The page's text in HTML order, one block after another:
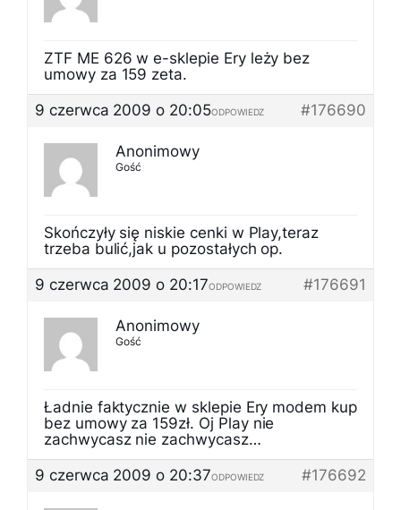
ZTF ME 626 w e-sklepie Ery leży bez
umowy za 159 zeta.
9 czerwca 2009 o 20:05
#176690
ODPOWIEDZ
Anonimowy
Gość
Skończyły się niskie cenki w Play,teraz
trzeba bulić,jak u pozostałych op.
9 czerwca 2009 o 20:17
#176691
ODPOWIEDZ
Anonimowy
Gość
Ładnie faktycznie w sklepie Ery modem kup
bez umowy za 159zł. Oj Play nie
zachwycasz nie zachwycasz…
9 czerwca 2009 o 20:37
#176692
ODPOWIEDZ